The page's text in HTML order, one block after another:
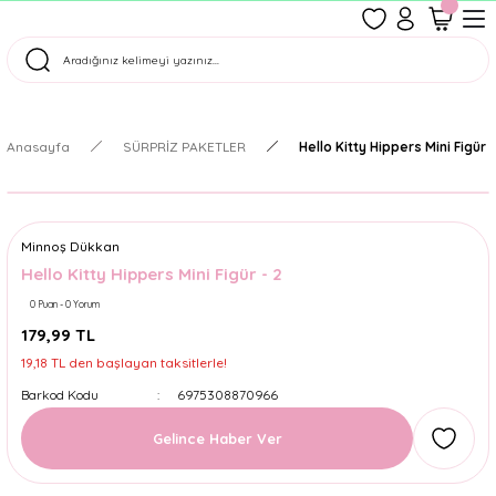
Tüm Siparişler Aynı Gün Kargoda!
Anasayfa SÜRPRİZ PAKETLER Hello Kitty Hippers Mini Figür
Minnoş Dükkan
Hello Kitty Hippers Mini Figür - 2
0 Puan - 0 Yorum
179,99 TL
19,18 TL den başlayan taksitlerle!
Barkod Kodu
6975308870966
Gelince Haber Ver